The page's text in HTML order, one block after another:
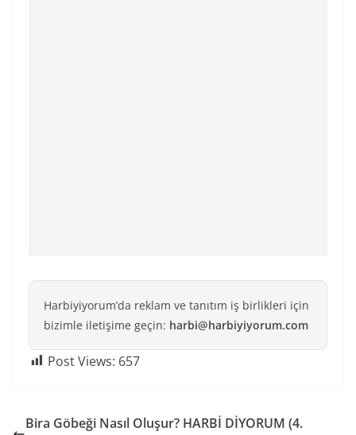
Harbiyiyorum’da reklam ve tanıtım iş birlikleri için
bizimle iletişime geçin: harbi@harbiyiyorum.com
Post Views: 657
Bira Göbeği Nasıl Oluşur? HARBİ DİYORUM (4.